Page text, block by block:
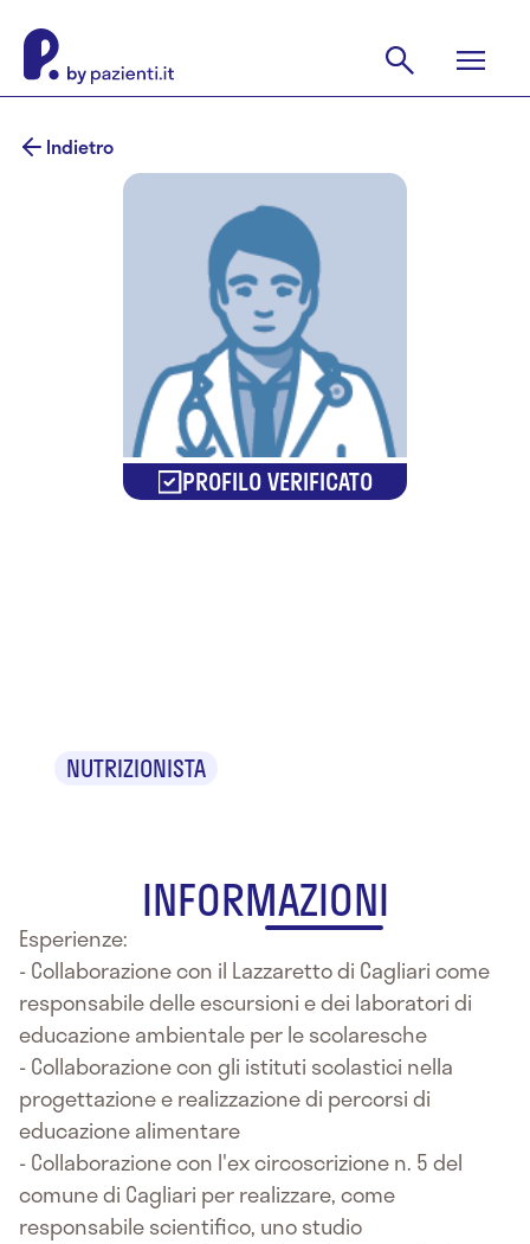
Indietro
PROFILO VERIFICATO
NUTRIZIONISTA
INFORMAZIONI
Esperienze:
- Collaborazione con il Lazzaretto di Cagliari come
responsabile delle escursioni e dei laboratori di
educazione ambientale per le scolaresche
- Collaborazione con gli istituti scolastici nella
progettazione e realizzazione di percorsi di
educazione alimentare
- Collaborazione con l'ex circoscrizione n. 5 del
comune di Cagliari per realizzare, come
responsabile scientifico, uno studio